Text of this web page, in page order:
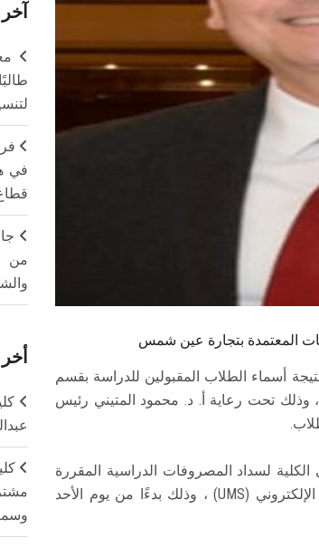
المعتمدة بتجارة عين شمس
أسماء الطلاب المقبولين للدراسة بقسم
اللغة الانجليزية بنظام الساعات المعتمدة للعام الجامعي 2021/2022، وذلك تحت رعاية أ. د. محمود المتيني رئيس
لسداد المصروفات الدراسية المقررة
إلكترونيًا عن طريق حساب الطالب على نظام جامعة عين شمس الإلكتروني (UMS) ، وذلك بدءًا من يوم الأحد
في
من